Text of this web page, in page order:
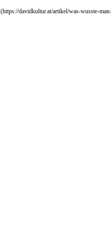
(https://davidkultur.at/artikel/was-wusste-